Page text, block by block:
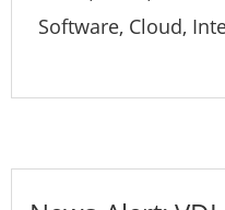
Software, Cloud,